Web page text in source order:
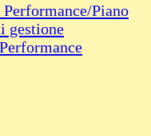
Piano
gestione